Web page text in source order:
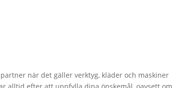
när det gäller verktyg, kläder och maskiner